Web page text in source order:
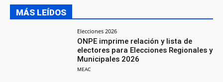
MÁS LEÍDOS
Elecciones 2026
ONPE imprime relación y lista de
electores para Elecciones Regionales y
Municipales 2026
MEAC